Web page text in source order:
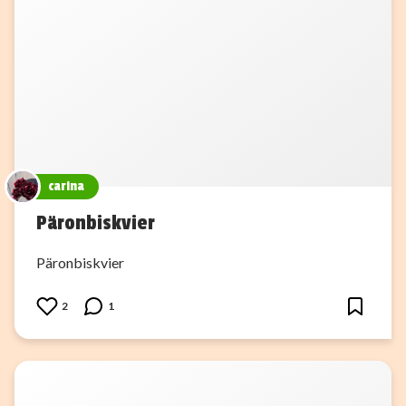
carina
Päronbiskvier
Päronbiskvier
2 1